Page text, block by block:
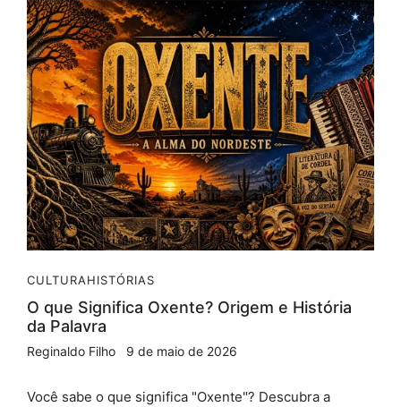
CULTURAHISTÓRIAS
O que Significa Oxente? Origem e História
da Palavra
Reginaldo Filho 9 de maio de 2026
Você sabe o que significa "Oxente"? Descubra a